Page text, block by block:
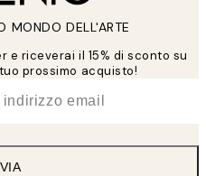
MONDO DELL'ARTE
riceverai il 15% di sconto su
prossimo acquisto!